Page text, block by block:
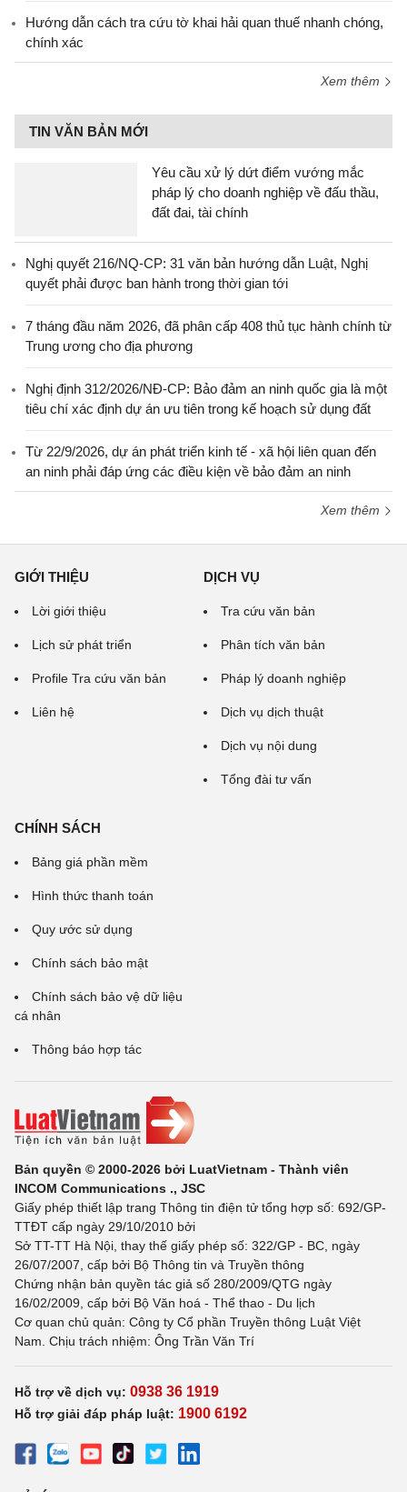
Hướng dẫn cách tra cứu tờ khai hải quan thuế nhanh chóng,
chính xác
Xem thêm
TIN VĂN BẢN MỚI
Yêu cầu xử lý dứt điểm vướng mắc
pháp lý cho doanh nghiệp về đấu thầu,
đất đai, tài chính
Nghị quyết 216/NQ-CP: 31 văn bản hướng dẫn Luật, Nghị
quyết phải được ban hành trong thời gian tới
7 tháng đầu năm 2026, đã phân cấp 408 thủ tục hành chính từ
Trung ương cho địa phương
Nghị định 312/2026/NĐ-CP: Bảo đảm an ninh quốc gia là một
tiêu chí xác định dự án ưu tiên trong kế hoạch sử dụng đất
Từ 22/9/2026, dự án phát triển kinh tế - xã hội liên quan đến
an ninh phải đáp ứng các điều kiện về bảo đảm an ninh
Xem thêm
GIỚI THIỆU
Lời giới thiệu
Lịch sử phát triển
Profile Tra cứu văn bản
Liên hệ
DỊCH VỤ
Tra cứu văn bản
Phân tích văn bản
Pháp lý doanh nghiệp
Dịch vụ dịch thuật
Dịch vụ nội dung
Tổng đài tư vấn
CHÍNH SÁCH
Bảng giá phần mềm
Hình thức thanh toán
Quy ước sử dụng
Chính sách bảo mật
Chính sách bảo vệ dữ liệu
cá nhân
Thông báo hợp tác
Bản quyền © 2000-2026 bởi LuatVietnam - Thành viên
INCOM Communications ., JSC
Giấy phép thiết lập trang Thông tin điện tử tổng hợp số: 692/GP-
TTĐT cấp ngày 29/10/2010 bởi
Sở TT-TT Hà Nội, thay thế giấy phép số: 322/GP - BC, ngày
26/07/2007, cấp bởi Bộ Thông tin và Truyền thông
Chứng nhận bản quyền tác giả số 280/2009/QTG ngày
16/02/2009, cấp bởi Bộ Văn hoá - Thể thao - Du lịch
Cơ quan chủ quản: Công ty Cổ phần Truyền thông Luật Việt
Nam. Chịu trách nhiệm: Ông Trần Văn Trí
Hỗ trợ về dịch vụ: 0938 36 1919
Hỗ trợ giải đáp pháp luật: 1900 6192